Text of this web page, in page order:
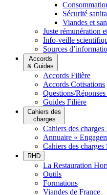
Sécurité
Viandes et
Juste rémunération
Info-veille
Sources
Accords
& Guides
Accords Filière
Accords Cotisations
Questions/
Guides Filière
Cahiers des
charges
Cahiers des
Annuaire «
Cahiers des charges
RHD
La Restauration
Outils
Formations
Viandes de France